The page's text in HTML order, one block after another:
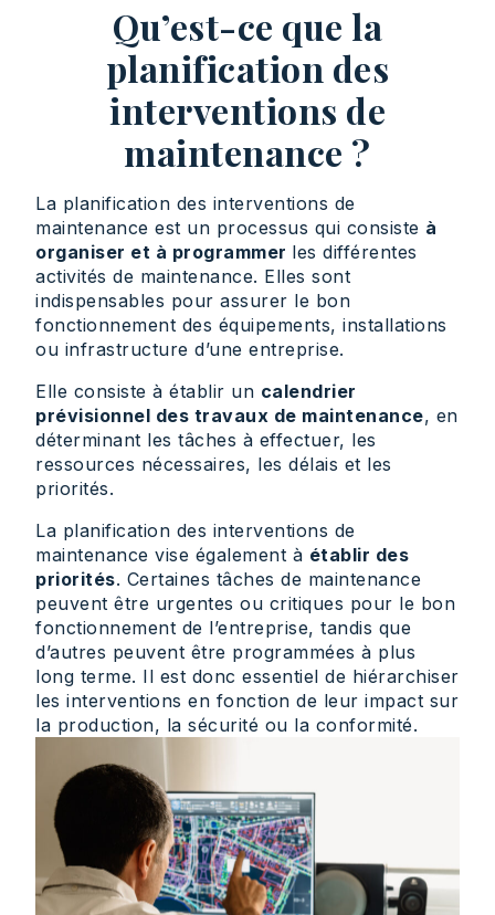
Qu’est-ce que la
planification des
interventions de
maintenance ?
La planification des interventions de
maintenance est un processus qui consiste à
organiser et à programmer les différentes
activités de maintenance. Elles sont
indispensables pour assurer le bon
fonctionnement des équipements, installations
ou infrastructure d’une entreprise.
Elle consiste à établir un calendrier
prévisionnel des travaux de maintenance, en
déterminant les tâches à effectuer, les
ressources nécessaires, les délais et les
priorités.
La planification des interventions de
maintenance vise également à établir des
priorités. Certaines tâches de maintenance
peuvent être urgentes ou critiques pour le bon
fonctionnement de l’entreprise, tandis que
d’autres peuvent être programmées à plus
long terme. Il est donc essentiel de hiérarchiser
les interventions en fonction de leur impact sur
la production, la sécurité ou la conformité.